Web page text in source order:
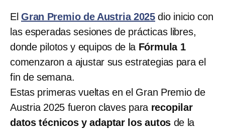
El Gran Premio de Austria 2025 dio inicio con
las esperadas sesiones de prácticas libres,
donde pilotos y equipos de la Fórmula 1
comenzaron a ajustar sus estrategias para el
fin de semana.
Estas primeras vueltas en el Gran Premio de
Austria 2025 fueron claves para recopilar
datos técnicos y adaptar los autos de la